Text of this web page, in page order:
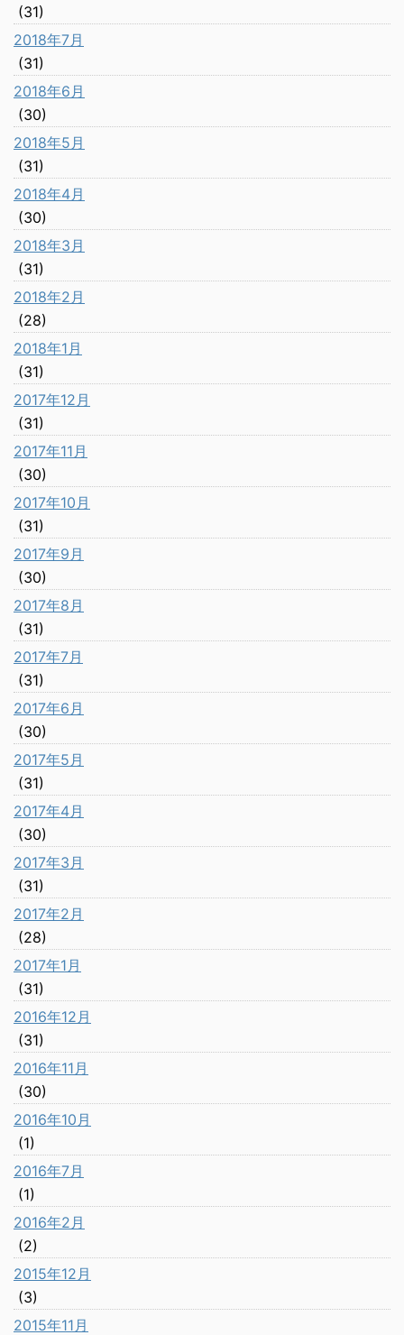
(31)
2018年7月
(31)
2018年6月
(30)
2018年5月
(31)
2018年4月
(30)
2018年3月
(31)
2018年2月
(28)
2018年1月
(31)
2017年12月
(31)
2017年11月
(30)
2017年10月
(31)
2017年9月
(30)
2017年8月
(31)
2017年7月
(31)
2017年6月
(30)
2017年5月
(31)
2017年4月
(30)
2017年3月
(31)
2017年2月
(28)
2017年1月
(31)
2016年12月
(31)
2016年11月
(30)
2016年10月
(1)
2016年7月
(1)
2016年2月
(2)
2015年12月
(3)
2015年11月